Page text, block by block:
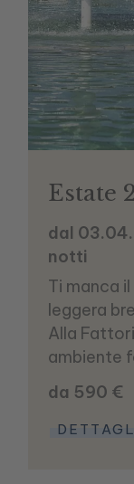
Estate
dal
notti
Ti manca
leggera
Alla
ambiente
da 590 €